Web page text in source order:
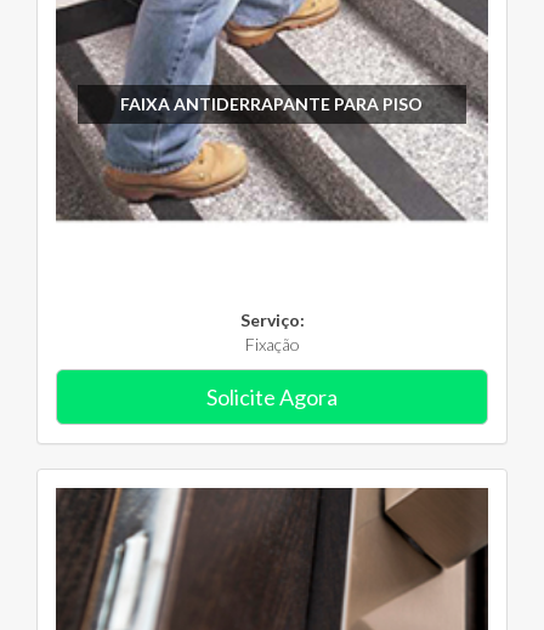
FAIXA ANTIDERRAPANTE PARA PISO
Serviço:
Fixação
Solicite Agora